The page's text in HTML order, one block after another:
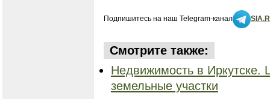
Подпишитесь на наш Telegram-канал
Смотрите также:
Недвижимость в Иркутске.
земельные участки